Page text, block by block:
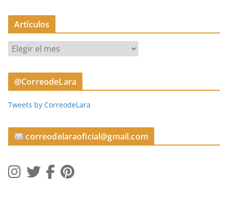
Artículos
t
u
s
@CorreodeLara
Tweets by CorreodeLara
correodelaraoficial@gmail.com